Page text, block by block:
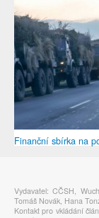
Finanční sbírka na
Vydavatel: CČSH,
Tomáš Novák, Hana
Kontakt pro vkládání